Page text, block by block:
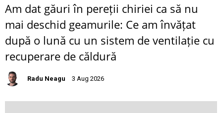
Am dat găuri în pereții chiriei ca să nu
mai deschid geamurile: Ce am învățat
după o lună cu un sistem de ventilație cu
recuperare de căldură
Radu Neagu 3 Aug 2026